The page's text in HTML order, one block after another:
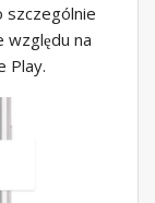
szczególnie
na
Play.